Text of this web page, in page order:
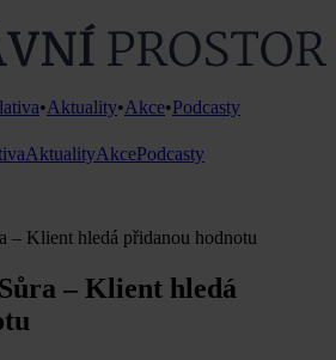
•Aktuality•Akce•Podcasty
AktualityAkcePodcasty
– Klient hledá přidanou hodnotu
– Klient hledá